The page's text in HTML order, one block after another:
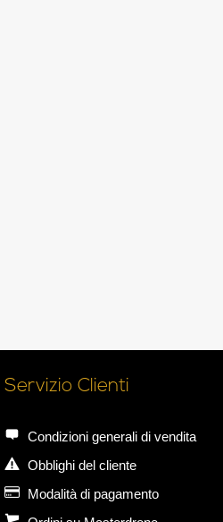
Servizio Clienti
Condizioni generali di vendita
Obblighi del cliente
Modalità di pagamento